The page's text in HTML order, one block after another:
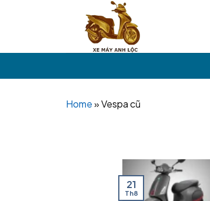
Home»Vespa cũ
21
Th8